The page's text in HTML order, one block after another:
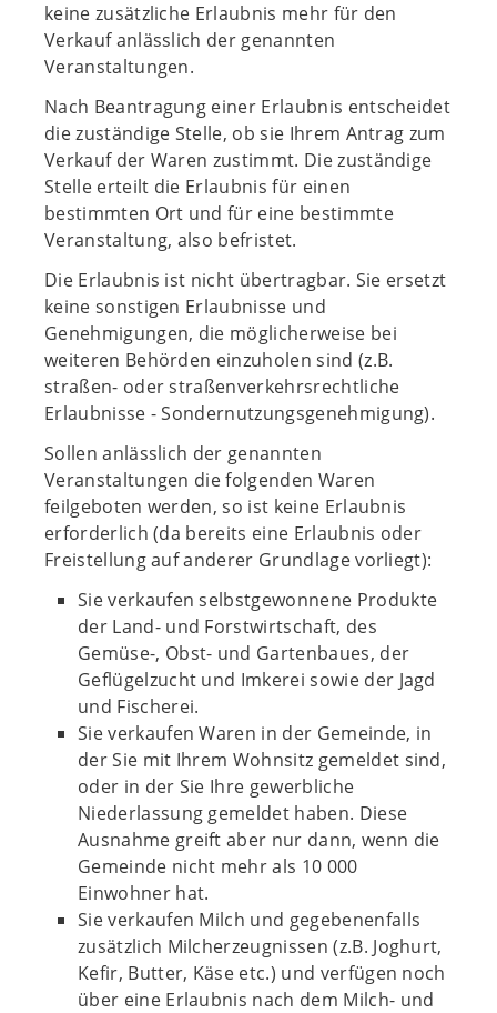
keine zusätzliche Erlaubnis mehr für den
Verkauf anlässlich der genannten
Veranstaltungen.
Nach Beantragung einer Erlaubnis entscheidet
die zuständige Stelle, ob sie Ihrem Antrag zum
Verkauf der Waren zustimmt. Die zuständige
Stelle erteilt die Erlaubnis für einen
bestimmten Ort und für eine bestimmte
Veranstaltung, also befristet.
Die Erlaubnis ist nicht übertragbar. Sie ersetzt
keine sonstigen Erlaubnisse und
Genehmigungen, die möglicherweise bei
weiteren Behörden einzuholen sind (z.B.
straßen- oder straßenverkehrsrechtliche
Erlaubnisse - Sondernutzungsgenehmigung).
Sollen anlässlich der genannten
Veranstaltungen die folgenden Waren
feilgeboten werden, so ist keine Erlaubnis
erforderlich (da bereits eine Erlaubnis oder
Freistellung auf anderer Grundlage vorliegt):
Sie verkaufen selbstgewonnene Produkte
der Land- und Forstwirtschaft, des
Gemüse-, Obst- und Gartenbaues, der
Geflügelzucht und Imkerei sowie der Jagd
und Fischerei.
Sie verkaufen Waren in der Gemeinde, in
der Sie mit Ihrem Wohnsitz gemeldet sind,
oder in der Sie Ihre gewerbliche
Niederlassung gemeldet haben. Diese
Ausnahme greift aber nur dann, wenn die
Gemeinde nicht mehr als 10 000
Einwohner hat.
Sie verkaufen Milch und gegebenenfalls
zusätzlich Milcherzeugnissen (z.B. Joghurt,
Kefir, Butter, Käse etc.) und verfügen noch
über eine Erlaubnis nach dem Milch- und